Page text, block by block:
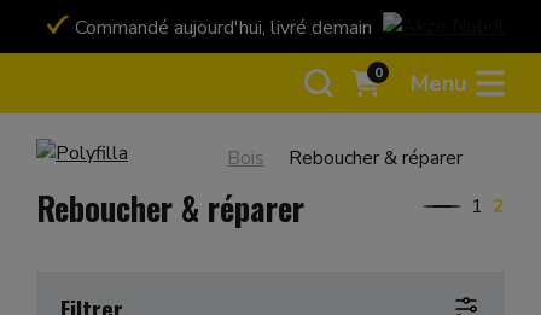
Commandé aujourd'hui, livré demain
Bancontact ou
0 Menu
Bois Reboucher & réparer
Reboucher & réparer 1 2